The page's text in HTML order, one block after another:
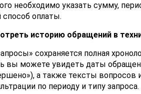
необходимо указать сумму,
оплаты.
историю обращений в
сохраняется полная
вы можете увидеть даты
а также тексты
по периоду и типу запроса.